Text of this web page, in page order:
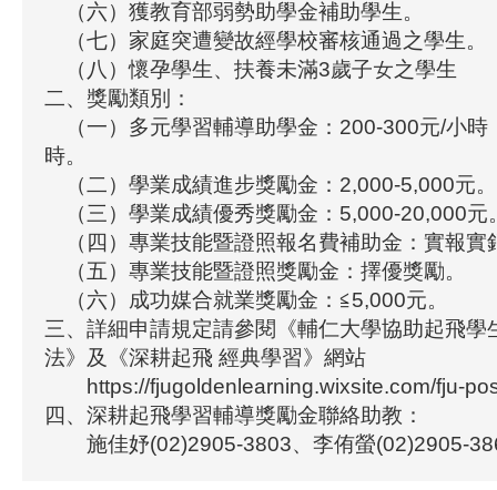
（六）獲教育部弱勢助學金補助學生。
（七）家庭突遭變故經學校審核通過之學生。
（八）懷孕學生、扶養未滿3歲子女之學生
二、獎勵類別：
（一）多元學習輔導助學金：200-300元/小時
時。
（二）學業成績進步獎勵金：2,000-5,000元。
（三）學業成績優秀獎勵金：5,000-20,000元
（四）專業技能暨證照報名費補助金：實報實
（五）專業技能暨證照獎勵金：擇優獎勵。
（六）成功媒合就業獎勵金：≦5,000元。
三、詳細申請規定請參閱《輔仁大學協助起飛學
法》及《深耕起飛 經典學習》網站
https://fjugoldenlearning.wixsite.com/fju-
四、深耕起飛學習輔導獎勵金聯絡助教：
施佳妤(02)2905-3803、李侑螢(02)2905-